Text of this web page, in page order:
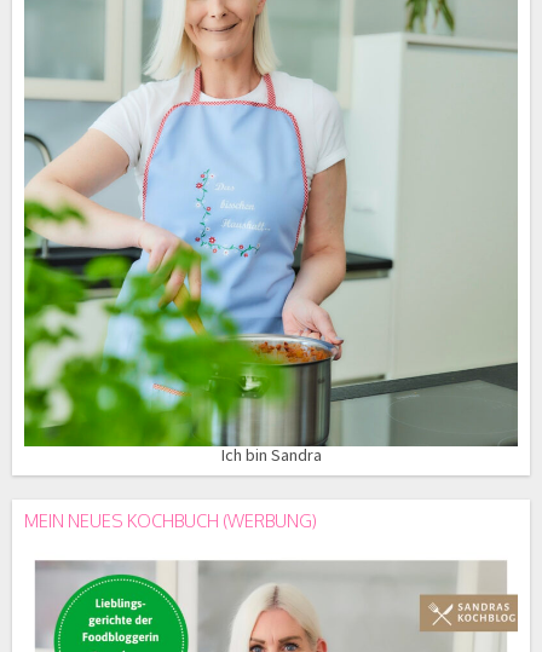
Ich bin Sandra
MEIN NEUES KOCHBUCH (WERBUNG)